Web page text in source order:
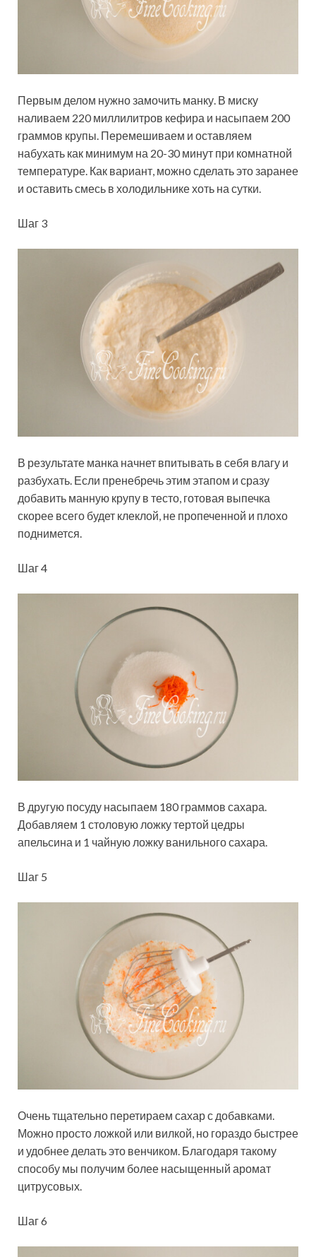
Первым делом нужно замочить манку. В миску
наливаем 220 миллилитров кефира и насыпаем 200
граммов крупы. Перемешиваем и оставляем
набухать как минимум на 20-30 минут при комнатной
температуре. Как вариант, можно сделать это заранее
и оставить смесь в холодильнике хоть на сутки.
Шаг 3
В результате манка начнет впитывать в себя влагу и
разбухать. Если пренебречь этим этапом и сразу
добавить манную крупу в тесто, готовая выпечка
скорее всего будет клеклой, не пропеченной и плохо
поднимется.
Шаг 4
В другую посуду насыпаем 180 граммов сахара.
Добавляем 1 столовую ложку тертой цедры
апельсина и 1 чайную ложку ванильного сахара.
Шаг 5
Очень тщательно перетираем сахар с добавками.
Можно просто ложкой или вилкой, но гораздо быстрее
и удобнее делать это венчиком. Благодаря такому
способу мы получим более насыщенный аромат
цитрусовых.
Шаг 6